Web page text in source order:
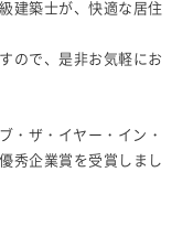
建築士が、快適な居住
ので、是非お気軽にお
・ザ・イヤー・イン・
秀企業賞を受賞しまし